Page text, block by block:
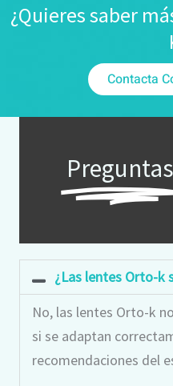
¿Quieres saber
Contacta
Preguntas
¿Las lentes Orto-k
No, las lentes Orto-k
si se adaptan
recomendaciones del